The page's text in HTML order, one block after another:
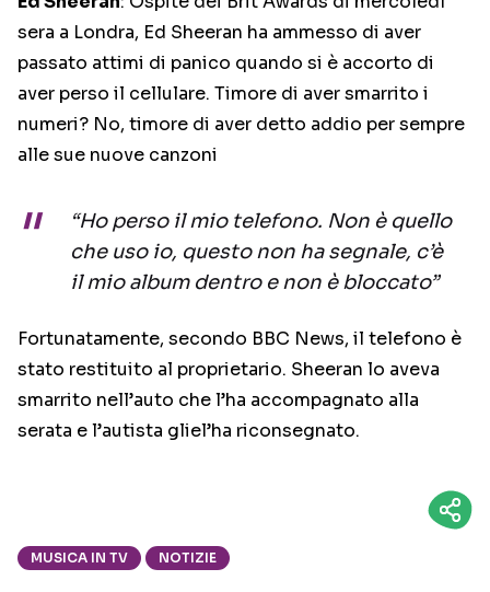
sera a Londra, Ed Sheeran ha ammesso di aver
passato attimi di panico quando si è accorto di
aver perso il cellulare. Timore di aver smarrito i
numeri? No, timore di aver detto addio per sempre
alle sue nuove canzoni
“Ho perso il mio telefono. Non è quello
che uso io, questo non ha segnale, c’è
il mio album dentro e non è bloccato”
Fortunatamente, secondo BBC News, il telefono è
stato restituito al proprietario. Sheeran lo aveva
smarrito nell’auto che l’ha accompagnato alla
serata e l’autista gliel’ha riconsegnato.
MUSICA IN TV NOTIZIE